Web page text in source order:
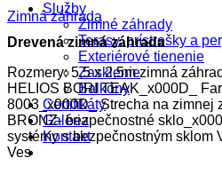
Služby
Zimné záhrady
Terasy, prístrešky a
Exteriérové tienenie
Zasklenie
Balkóny
Certifikáty
Galéria
Kontakt
Zimná záhrada
Drevená zimná záhrada
Rozmery: 5,5 x 2,5m zimná
HELIOS BORI TEAK_x000D_
8003_x000D_ Strecha na zimnej
BRONZ- bezpečnostné
systémy s bezpečnostným sklom
Ves